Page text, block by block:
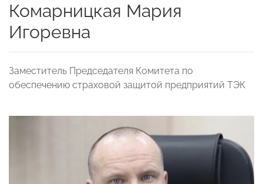
Комарницкая Мария
Игоревна
Заместитель Председателя Комитета по
обеспечению страховой защитой предприятий ТЭК